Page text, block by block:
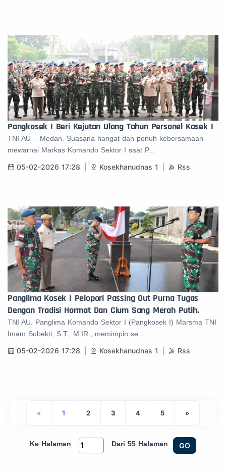
Pangkosek I Beri Kejutan Ulang Tahun Personel Kosek I
TNI AU – Medan. Suasana hangat dan penuh kebersamaan
mewarnai Markas Komando Sektor I saat P...
05-02-2026 17:28 Kosekhanudnas 1 Rss
Panglima Kosek I Pelopori Passing Out Purna Tugas
Dengan Tradisi Hormat Dan Cium Sang Merah Putih.
TNI AU. Panglima Komando Sektor I (Pangkosek I) Marsma TNI
Imam Subekti, S.T., M.IR., memimpin se...
05-02-2026 17:28 Kosekhanudnas 1 Rss
« 1 2 3 4 5 »
Ke Halaman Dari 55 Halaman GO